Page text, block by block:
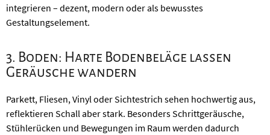
integrieren – dezent, modern oder als bewusstes
Gestaltungselement.
3. Boden: Harte Bodenbeläge lassen
Geräusche wandern
Parkett, Fliesen, Vinyl oder Sichtestrich sehen hochwertig aus,
reflektieren Schall aber stark. Besonders Schrittgeräusche,
Stühlerücken und Bewegungen im Raum werden dadurch